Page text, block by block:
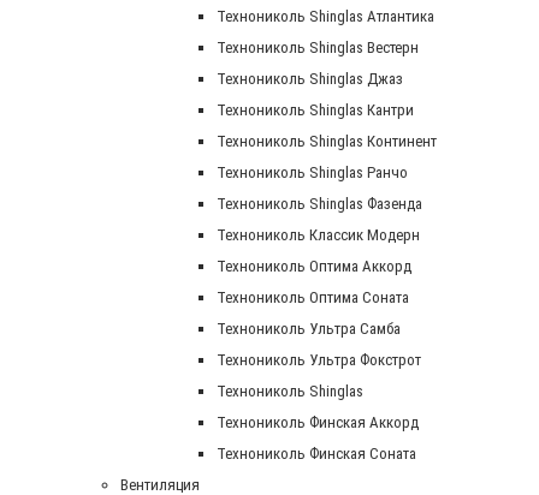
Технониколь Shinglas Атлантика
Технониколь Shinglas Вестерн
Технониколь Shinglas Джаз
Технониколь Shinglas Кантри
Технониколь Shinglas Континент
Технониколь Shinglas Ранчо
Технониколь Shinglas Фазенда
Технониколь Классик Модерн
Технониколь Оптима Аккорд
Технониколь Оптима Соната
Технониколь Ультра Самба
Технониколь Ультра Фокстрот
Технониколь Shinglas
Технониколь Финская Аккорд
Технониколь Финская Соната
Вентиляция